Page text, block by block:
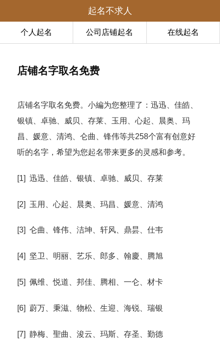
起名不求人
个人起名 公司店铺起名 在线起名
店铺名字取名免费
店铺名字取名免费。小編为您整理了：迅迅、佳皓、
银镇、卓驰、威贝、存莱、玉用、心起、晨奥、玛
昌、媛意、清鸿、仑曲、锋伟等共258个富有创意好
听的名字，希望为您起名带来更多的灵感和参考。
[1] 迅迅、佳皓、银镇、卓驰、威贝、存莱
[2] 玉用、心起、晨奥、玛昌、媛意、清鸿
[3] 仑曲、锋伟、洁坤、轩风、鼎昙、仕韦
[4] 坚卫、明丽、艺乐、郎多、翰慶、腾旭
[5] 佩维、悦道、邦佳、腾相、一仑、材卡
[6] 蔚万、秉滋、物松、生迎、海锐、瑞银
[7] 静梅、聖曲、浚云、玛斯、存圣、勤德